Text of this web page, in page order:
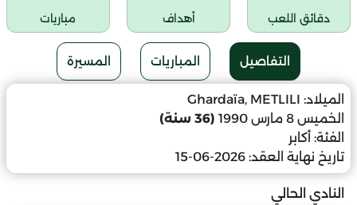
دقائق اللعب أهداف مباريات
التفاصيل المباريات المسيرة
الميلاد: Ghardaïa, METLILI
الخميس 8 مارس 1990
(36 سنة)
الفئة: أكابر
تاريخ نهاية العقد: 2026-06-15
النادي الحالي